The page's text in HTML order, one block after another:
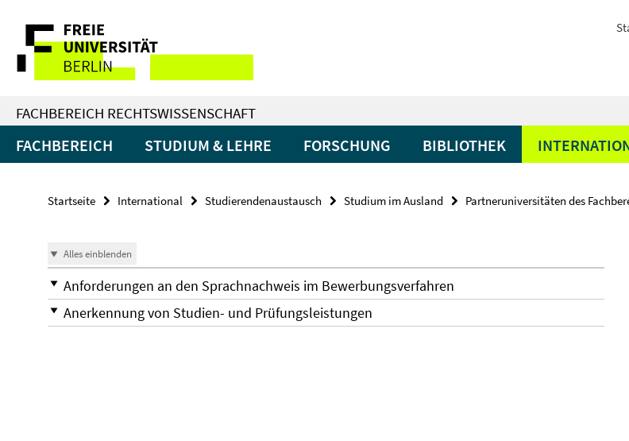
direkt
Inhalt
Service-
Navigation
FACHBEREICH RECHTSWISSENSCHAFT
FACHBEREICH STUDIUM & LEHRE FORSCHUNG BIBLIOTHEK
Startseite International Studierendenaustausch Studium im Ausland Partneruniversitäten des
Alles einblenden
Anforderungen an den Sprachnachweis im Bewerbungsverfahren
Anerkennung von Studien- und Prüfungsleistungen